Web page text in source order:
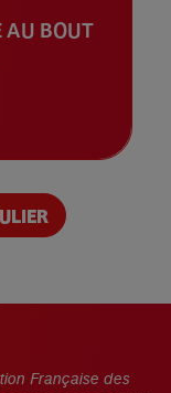
AU BOUT
diabétique